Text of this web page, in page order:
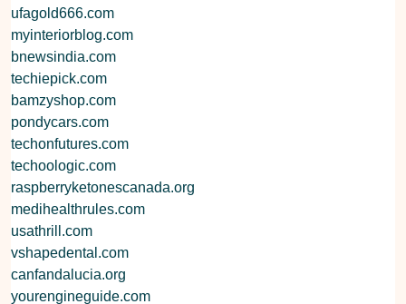
ufagold666.com
myinteriorblog.com
bnewsindia.com
techiepick.com
bamzyshop.com
pondycars.com
techonfutures.com
techoologic.com
raspberryketonescanada.org
medihealthrules.com
usathrill.com
vshapedental.com
canfandalucia.org
yourengineguide.com